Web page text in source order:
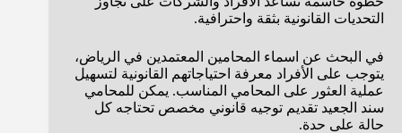
التحديات القانونية بثقة واحترافية.
في البحث عن اسماء المحامين المعتمدين في الرياض،
يتوجب على الأفراد معرفة احتياجاتهم القانونية لتسهيل
عملية العثور على المحامي المناسب. يمكن للمحامي
سند الجعيد تقديم توجيه قانوني مخصص تحتاجه كل
حالة على حدة.